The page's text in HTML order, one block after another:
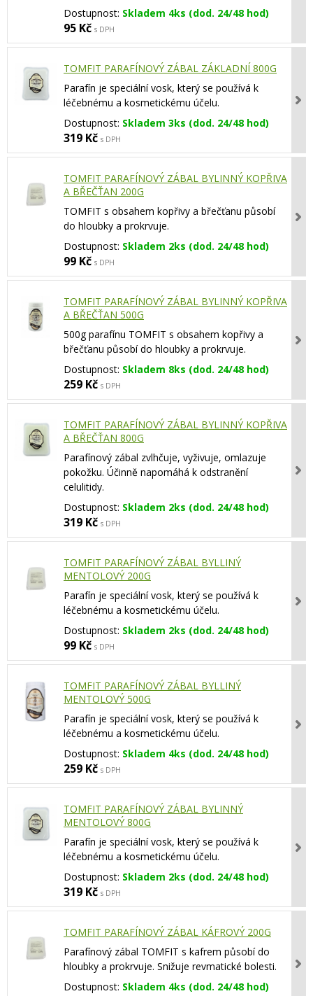
Dostupnost: Skladem 4ks (dod. 24/48 hod)
95 Kč s DPH
TOMFIT PARAFÍNOVÝ ZÁBAL ZÁKLADNÍ 800G
Parafín je speciální vosk, který se používá k
léčebnému a kosmetickému účelu.
Dostupnost: Skladem 3ks (dod. 24/48 hod)
319 Kč s DPH
TOMFIT PARAFÍNOVÝ ZÁBAL BYLINNÝ KOPŘIVA
A BŘEČŤAN 200G
TOMFIT s obsahem kopřivy a břečťanu působí
do hloubky a prokrvuje.
Dostupnost: Skladem 2ks (dod. 24/48 hod)
99 Kč s DPH
TOMFIT PARAFÍNOVÝ ZÁBAL BYLINNÝ KOPŘIVA
A BŘEČŤAN 500G
500g parafínu TOMFIT s obsahem kopřivy a
břečťanu působí do hloubky a prokrvuje.
Dostupnost: Skladem 8ks (dod. 24/48 hod)
259 Kč s DPH
TOMFIT PARAFÍNOVÝ ZÁBAL BYLINNÝ KOPŘIVA
A BŘEČŤAN 800G
Parafínový zábal zvlhčuje, vyživuje, omlazuje
pokožku. Účinně napomáhá k odstranění
celulitidy.
Dostupnost: Skladem 2ks (dod. 24/48 hod)
319 Kč s DPH
TOMFIT PARAFÍNOVÝ ZÁBAL BYLLINÝ
MENTOLOVÝ 200G
Parafín je speciální vosk, který se používá k
léčebnému a kosmetickému účelu.
Dostupnost: Skladem 2ks (dod. 24/48 hod)
99 Kč s DPH
TOMFIT PARAFÍNOVÝ ZÁBAL BYLLINÝ
MENTOLOVÝ 500G
Parafín je speciální vosk, který se používá k
léčebnému a kosmetickému účelu.
Dostupnost: Skladem 4ks (dod. 24/48 hod)
259 Kč s DPH
TOMFIT PARAFÍNOVÝ ZÁBAL BYLINNÝ
MENTOLOVÝ 800G
Parafín je speciální vosk, který se používá k
léčebnému a kosmetickému účelu.
Dostupnost: Skladem 2ks (dod. 24/48 hod)
319 Kč s DPH
TOMFIT PARAFÍNOVÝ ZÁBAL KÁFROVÝ 200G
Parafínový zábal TOMFIT s kafrem působí do
hloubky a prokrvuje. Snižuje revmatické bolesti.
Dostupnost: Skladem 4ks (dod. 24/48 hod)